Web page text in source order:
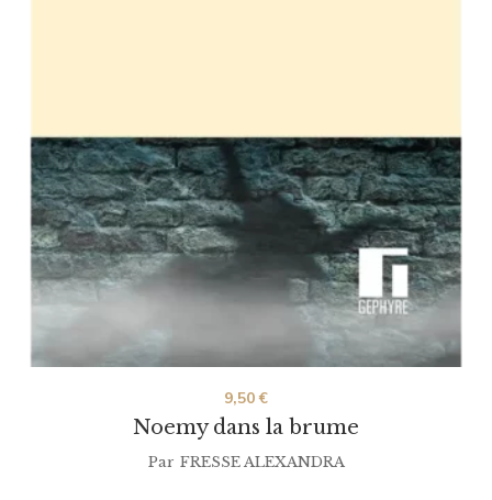
Noemy dans la brume
9,50€
Par FRESSE ALEXANDRA